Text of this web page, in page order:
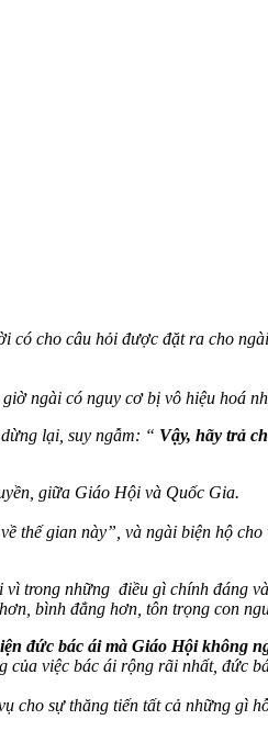
cho câu hỏi được đặt ra cho
ngài có nguy cơ bị vô hiệu hoá
lại, suy ngẫm: “ Vậy, hãy trả
giữa Giáo Hội và Quốc Gia.
thế gian này”, và ngài biện hộ
trong những điều gì chính đáng
bình đẳng hơn, tôn trọng con
đức bác ái mà Giáo Hội không
việc bác ái rộng rãi nhất, đức
cho sự thăng tiến tất cả những gì